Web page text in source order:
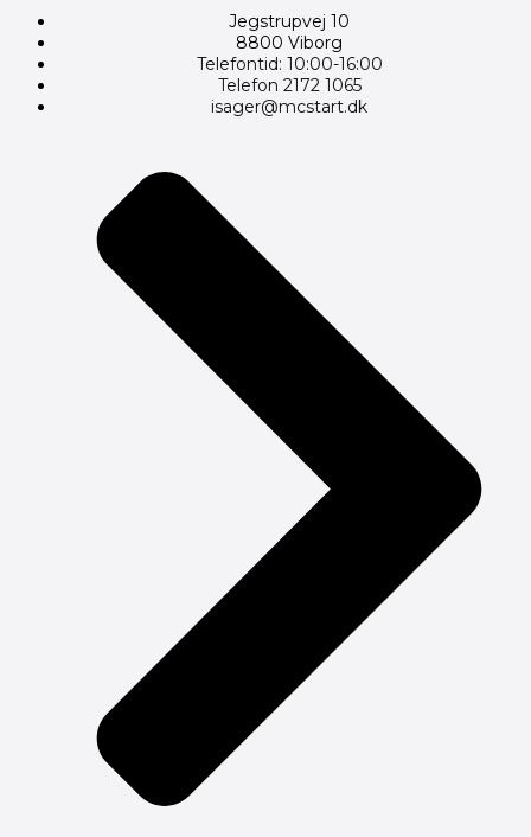
Jegstrupvej 10
8800 Viborg
Telefontid: 10:00-16:00
Telefon 2172 1065
isager@mcstart.dk